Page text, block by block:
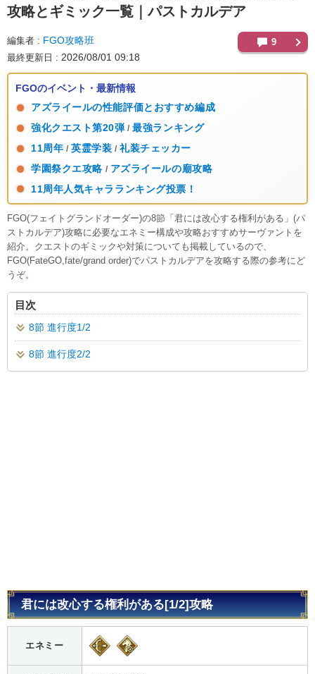
攻略とギミック一覧｜パストカルデア
編集者 FGO攻略班
最終更新日 2026/08/01 09:18
9
FGOのイベント・最新情報
アズライールの性能評価とおすすめ編成
強化クエスト第20弾 / 最強ランキング
11周年 / 英霊学装 / 礼装チェッカー
学園祭クエ攻略 / アズライールの廟攻略
11周年人気キャラランキング投票！
FGO(フェイトグランドオーダー)の8節「君には改心する権利がある」(パ
ストカルデア)攻略に必要なエネミー構成や攻略おすすめサーヴァントを
紹介。クエストのギミックや対策についても掲載しているので、
FGO(FateGO,fate/grand order)でパストカルデアを攻略する際の参考にど
うぞ。
目次
8節 進行度1/2
8節 進行度2/2
君には改心する権利がある[1/2]攻略
エネミー